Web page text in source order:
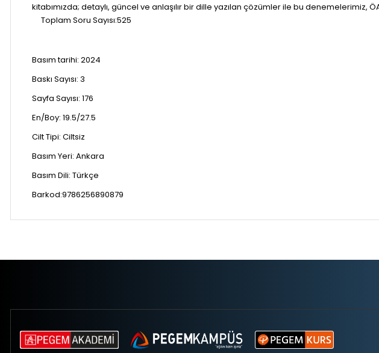
kitabımızda; detaylı, güncel ve anlaşılır bir dille yazılan çözümler ile bu
Toplam Soru Sayısı:525
Basım tarihi: 2024
Baskı Sayısı: 3
Sayfa Sayısı: 176
En/Boy: 19.5/27.5
Cilt Tipi: Ciltsiz
Basım Yeri: Ankara
Basım Dili: Türkçe
Barkod:9786256890879